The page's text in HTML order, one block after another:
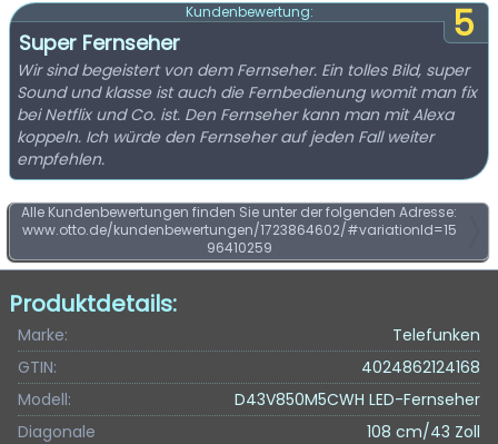
5
Kundenbewertung:
Super Fernseher
Wir sind begeistert von dem Fernseher. Ein tolles Bild, super
Sound und klasse ist auch die Fernbedienung womit man fix
bei Netflix und Co. ist. Den Fernseher kann man mit Alexa
koppeln. Ich würde den Fernseher auf jeden Fall weiter
empfehlen.
Alle Kundenbewertungen finden Sie unter der folgenden Adresse:
www.otto.de/kundenbewertungen/1723864602/#variationId=15
96410259
Produktdetails:
Marke:
Telefunken
GTIN:
4024862124168
Modell:
D43V850M5CWH LED-Fernseher
Diagonale
108 cm/43 Zoll